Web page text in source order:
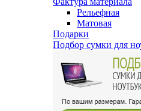
Рельефная
Матовая
Подарки
Подбор сумки для